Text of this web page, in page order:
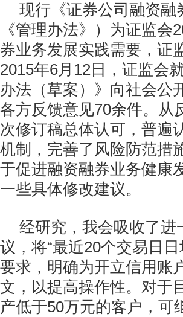
现行《证券公司融资
《管理办法》）为证监
券业务发展实践需要，证
2015年6月12日，证监会
办法（草案）》向社会公
各方反馈意见70余件。从
次修订稿总体认可，普遍
机制，完善了风险防范措
于促进融资融券业务健康
一些具体修改建议。
经研究，我会吸收了
议，将“最近20个交易日
要求，明确为开立信用账
文，以提高操作性。对于
产低于50万元的客户，可